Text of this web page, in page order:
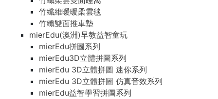
竹纖維暖暖柔雲毯
竹纖雙面推車墊
mierEdu(澳洲)早教益智童玩
mierEdu拼圖系列
mierEdu3D立體拼圖系列
mierEdu 3D立體拼圖 迷你系列
mierEdu 3D立體拼圖 仿真音效系列
mierEdu益智學習拼圖系列